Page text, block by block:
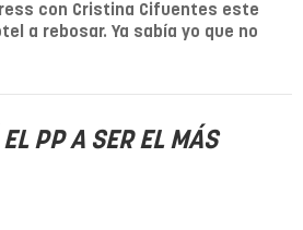
con Cristina Cifuentes este
a rebosar. Ya sabía yo que no
PP A SER EL MÁS